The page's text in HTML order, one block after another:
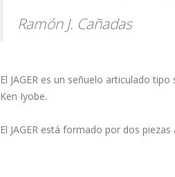
Ramón J. Cañadas
El JAGER es un señuelo articulado
Ken Iyobe.
El JAGER está formado por dos